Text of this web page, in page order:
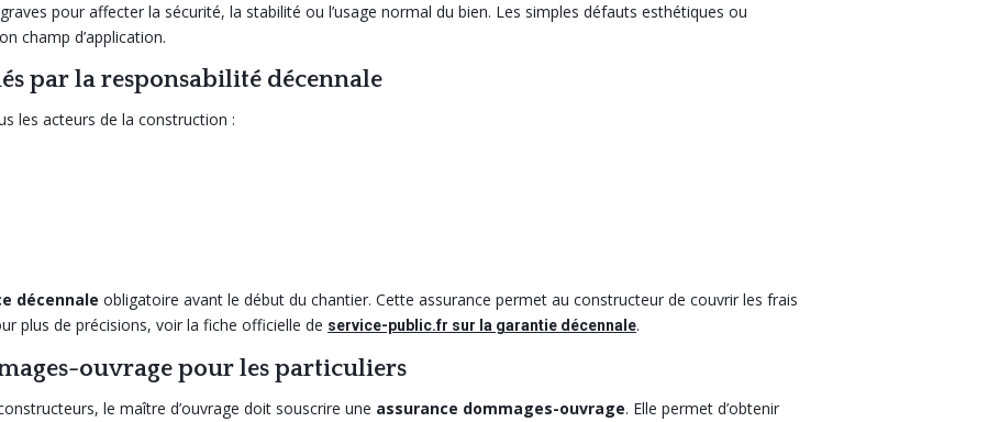
pour affecter la sécurité, la stabilité ou l’usage normal du bien. Les simples défauts esthétiques ou
champ d’application.
par la responsabilité décennale
les acteurs de la construction :
décennale obligatoire avant le début du chantier. Cette assurance permet au constructeur de couvrir les frais
plus de précisions, voir la fiche officielle de service-public.fr sur la garantie décennale.
ouvrage pour les particuliers
le maître d’ouvrage doit souscrire une assurance dommages-ouvrage. Elle permet d’obtenir